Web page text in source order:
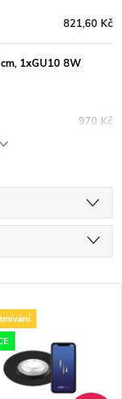
821,60 Kč
1xGU10 8W
970 Kč